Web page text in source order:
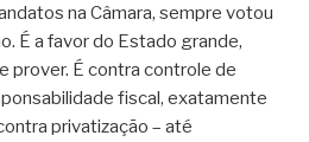
na Câmara, sempre votou
É a favor do Estado grande,
prover. É contra controle de
fiscal, exatamente
privatização – até